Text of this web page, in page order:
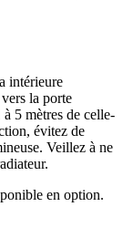
intérieure
la porte
5 mètres de celle-
évitez de
Veillez à ne
en option.